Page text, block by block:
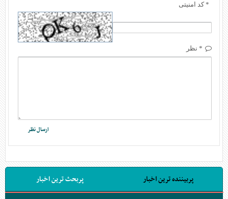
* کد امنیتی
* نظر
پربیننده ترین اخبار پربحث ترین اخبار